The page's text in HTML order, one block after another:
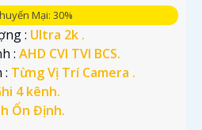
Mại: 30%
: Ultra 2k .
: AHD CVI TVI BCS.
: Từng Vị Trí Camera .
4 kênh.
Ổn Định.